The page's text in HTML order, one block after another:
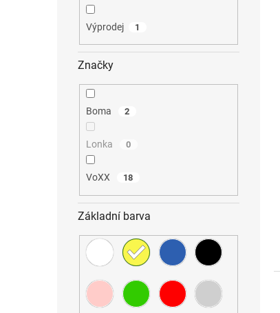
Výprodej 1
Značky
Boma 2
Lonka 0
VoXX 18
Základní barva